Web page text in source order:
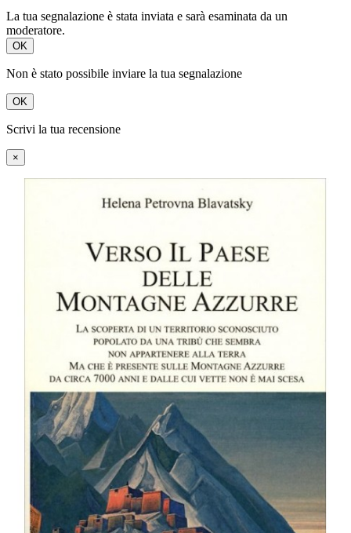
La tua segnalazione è stata inviata e sarà esaminata da un
moderatore.
OK
Non è stato possibile inviare la tua segnalazione
OK
Scrivi la tua recensione
×